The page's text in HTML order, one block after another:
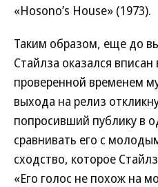
«Hosono’s House» (1973).
Таким образом, еще до
Стайлза оказался
проверенной временем
выхода на релиз
попросивший публику в
сравнивать его с
сходство, которое
«Его голос не похож на